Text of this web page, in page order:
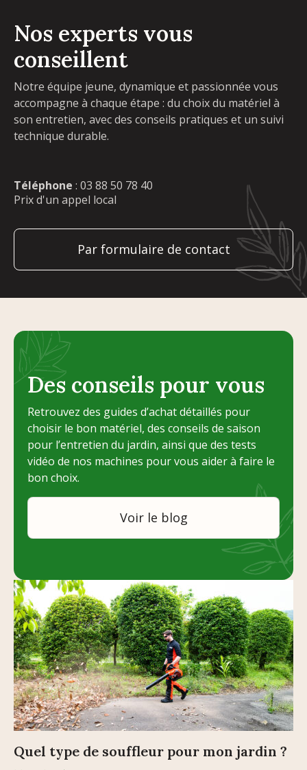
Nos experts vous
conseillent
Notre équipe jeune, dynamique et passionnée vous
accompagne à chaque étape : du choix du matériel à
son entretien, avec des conseils pratiques et un suivi
technique durable.
Téléphone : 03 88 50 78 40
Prix d'un appel local
Par formulaire de contact
Des conseils pour vous
Retrouvez des guides d’achat détaillés pour
choisir le bon matériel, des conseils de saison
pour l’entretien du jardin, ainsi que des tests
vidéo de nos machines pour vous aider à faire le
bon choix.
Voir le blog
Quel type de souffleur pour mon jardin ?